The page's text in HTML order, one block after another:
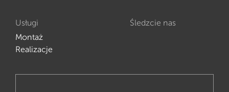
Usługi
Montaż
Realizacje
Śledzcie nas